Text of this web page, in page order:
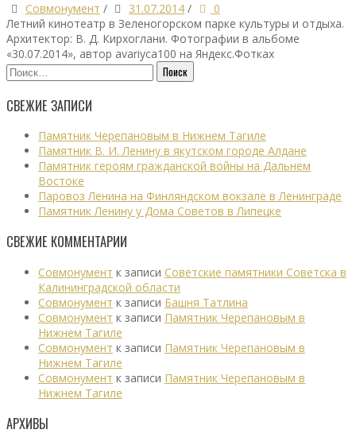
Совмонумент / 31.07.2014 /
0
Летний кинотеатр в Зеленогорском парке культуры и отдыха.
Архитектор: В. Д. Кирхоглани. Фотографии в альбоме
«30.07.2014», автор avariyca100 на Яндекс.Фотках
Найти:
СВЕЖИЕ ЗАПИСИ
Памятник Черепановым в Нижнем Тагиле
Памятник В. И. Ленину в якутском городе Алдане
Памятник героям гражданской войны на Дальнем
Востоке
Паровоз Ленина на Финляндском вокзале в Ленинграде
Памятник Ленину у Дома Советов в Липецке
СВЕЖИЕ КОММЕНТАРИИ
Совмонумент к записи Советские памятники Советска в
Калининградской области
Совмонумент к записи Башня Татлина
Совмонумент к записи Памятник Черепановым в
Нижнем Тагиле
Совмонумент к записи Памятник Черепановым в
Нижнем Тагиле
Совмонумент к записи Памятник Черепановым в
Нижнем Тагиле
АРХИВЫ